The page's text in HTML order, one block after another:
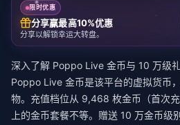
限时优惠
分享赢最高10%优惠
分享以解锁幸运大转盘。
深入了解 Poppo Live 金币与 10 万级
Poppo Live 金币是该平台的虚拟货币
物。充值档位从 9,468 枚金币（首次
上的金币套餐不等。赠送 10 万金币级